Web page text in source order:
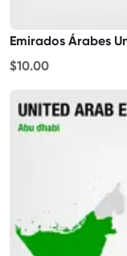
Emirados Árabes
$10.00